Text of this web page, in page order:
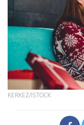
KERKEZ/ISTOCK